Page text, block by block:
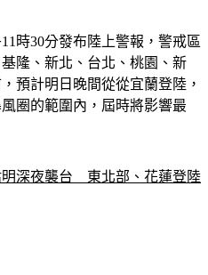
時30分發布陸上警報，警戒區
隆、新北、台北、桃園、新
預計明日晚間從從宜蘭登陸，
圈的範圍內，屆時將影響最
深夜襲台　東北部、花蓮登陸